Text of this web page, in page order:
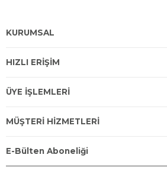
KURUMSAL
HIZLI ERİŞİM
ÜYE İŞLEMLERİ
MÜŞTERİ HİZMETLERİ
E-Bülten Aboneliği